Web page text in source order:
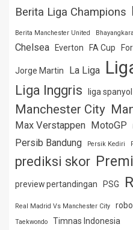
Berita Liga Champions
Berita Manchester United
Chelsea Everton FA Cup
Jorge Martin La Liga
Liga Inggris liga spanyol
Manchester City
Max Verstappen MotoGP
Persib Bandung Persik Kediri
prediksi skor
preview pertandingan PSG
Real Madrid Vs Manchester City
Taekwondo Timnas Indonesia